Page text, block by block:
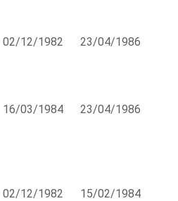
02/12/1982 23/04/1986
16/03/1984 23/04/1986
02/12/1982 15/02/1984